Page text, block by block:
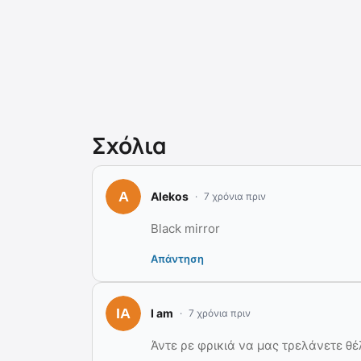
Σχόλια
Alekos 7 χρόνια πριν
Black mirror
Απάντηση
I am 7 χρόνια πριν
Άντε ρε φρικιά να μας τρελάνετε